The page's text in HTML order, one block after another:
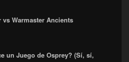
vs Warmaster Ancients
un Juego de Osprey? (Sí, sí,